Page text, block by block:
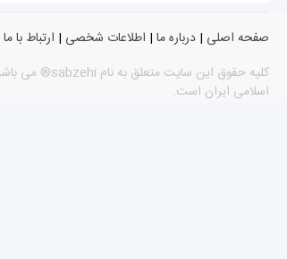
صفحه اصلی |درباره ما | اطلاعات شخصی | ارتباط با ما
اسلامی ایران است.